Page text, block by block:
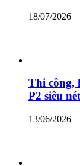
18/07/2026
Thi công,
P2 siêu
13/06/2026